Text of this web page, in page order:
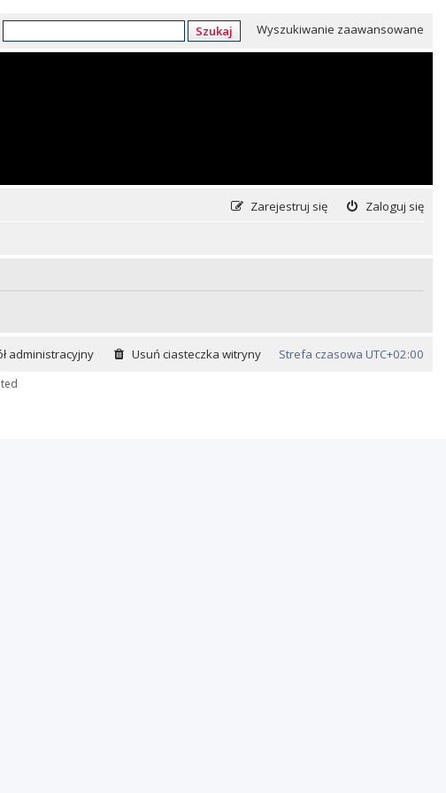
Szukaj Wyszukiwanie zaawansowane
Zaloguj się
Zarejestruj się
Strefa czasowa UTC+02:00
Usuń ciasteczka witryny
administracyjny